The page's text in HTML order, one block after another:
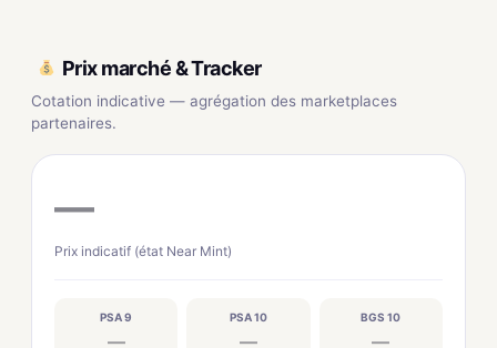
Prix marché & Tracker
Cotation indicative — agrégation des marketplaces
partenaires.
—
Prix indicatif (état Near Mint)
PSA 9
—
PSA 10
—
BGS 10
—